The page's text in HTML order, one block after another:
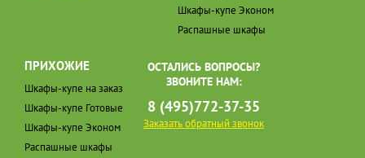
Шкафы-купе Эконом
Распашные шкафы
ПРИХОЖИЕ
Шкафы-купе на заказ
Шкафы-купе Готовые
Шкафы-купе Эконом
Распашные шкафы
ОСТАЛИСЬ ВОПРОСЫ?
ЗВОНИТЕ НАМ:
8 (495)772-37-35
Заказать обратный звонок